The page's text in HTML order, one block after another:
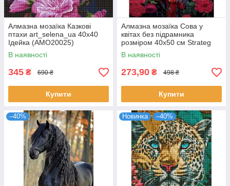
Алмазна мозаїка Казкові
птахи art_selena_ua 40х40
Ідейка (AMO20025)
В наявності
345 ₴ 690 ₴
Купити
Алмазна мозаїка Сова у
квітах без підрамника
розміром 40х50 см Strateg
(JSFH85881)
В наявності
273,90 ₴ 498 ₴
Купити
–40% Новинка –40%